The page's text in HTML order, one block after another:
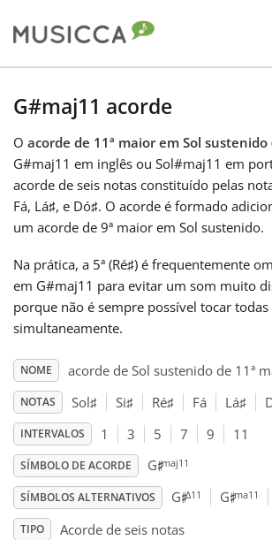
Български
Dansk
Deutsch
Español
Français
한국어
G#maj11 acorde
O acorde de 11ª maior em Sol sustenido
G#maj11 em inglês ou Sol#maj11 em
acorde de seis notas constituído pelas
Fá, Lá♯, e Dó♯. O acorde é formado
um acorde de 9ª maior em Sol sustenido.
Na prática, a 5ª (Ré♯) é frequentemente
em G#maj11 para evitar um som muito
porque não é sempre possível tocar todas
simultaneamente.
NOME acorde de Sol sustenido de 11ª
NOTAS Sol♯ Si♯ Ré♯ Fá Lá♯
INTERVALOS 1 3 5 7 9 11
SÍMBOLO DE ACORDE G♯maj11
SÍMBOLOS ALTERNATIVOS G♯Δ11 G♯ma11
TIPO Acorde de seis notas